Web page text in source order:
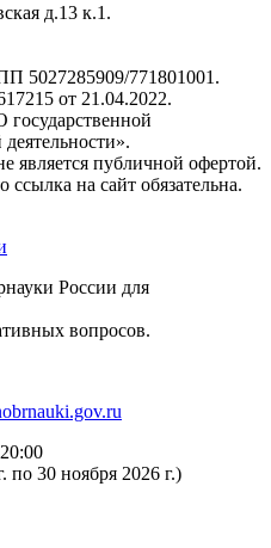
д.13 к.1.
5027285909/771801001.
от 21.04.2022.
является публичной офертой.
на сайт обязательна.
России для
вопросов.
по 30 ноября 2026 г.)